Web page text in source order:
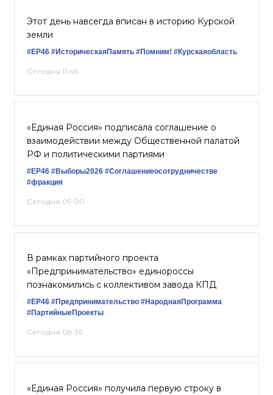
Этот день навсегда вписан в историю Курской
земли
#ЕР46 #ИсторическаяПамять #Помним! #Курскаяобласть
Сегодня 11:46
«Единая Россия» подписала соглашение о
взаимодействии между Общественной палатой
РФ и политическими партиями
#ЕР46 #Выборы2026 #Соглашениеосотрудничестве
#фракция
Сегодня 09:00
В рамках партийного проекта
«Предпринимательство» единороссы
познакомились с коллективом завода КПД
#ЕР46 #Предпринимательство #НароднаяПрограмма
#ПартийныеПроекты
Сегодня 08:36
«Единая Россия» получила первую строку в